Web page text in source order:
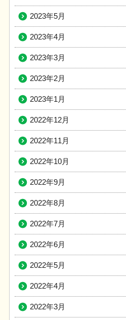
2023年5月
2023年4月
2023年3月
2023年2月
2023年1月
2022年12月
2022年11月
2022年10月
2022年9月
2022年8月
2022年7月
2022年6月
2022年5月
2022年4月
2022年3月